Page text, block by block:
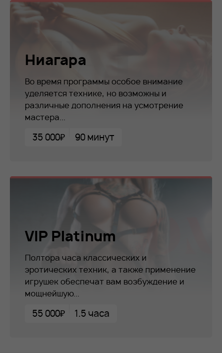
Ниагара
Во время программы особое внимание
уделяется технике, но возможны и
различные дополнения на усмотрение
мастера...
35 000₽ 90 минут
VIP Platinum
Полтора часа классических и
эротических техник, а также применение
игрушек обеспечат вам возбуждение и
мощнейшую...
55 000₽ 1.5 часа